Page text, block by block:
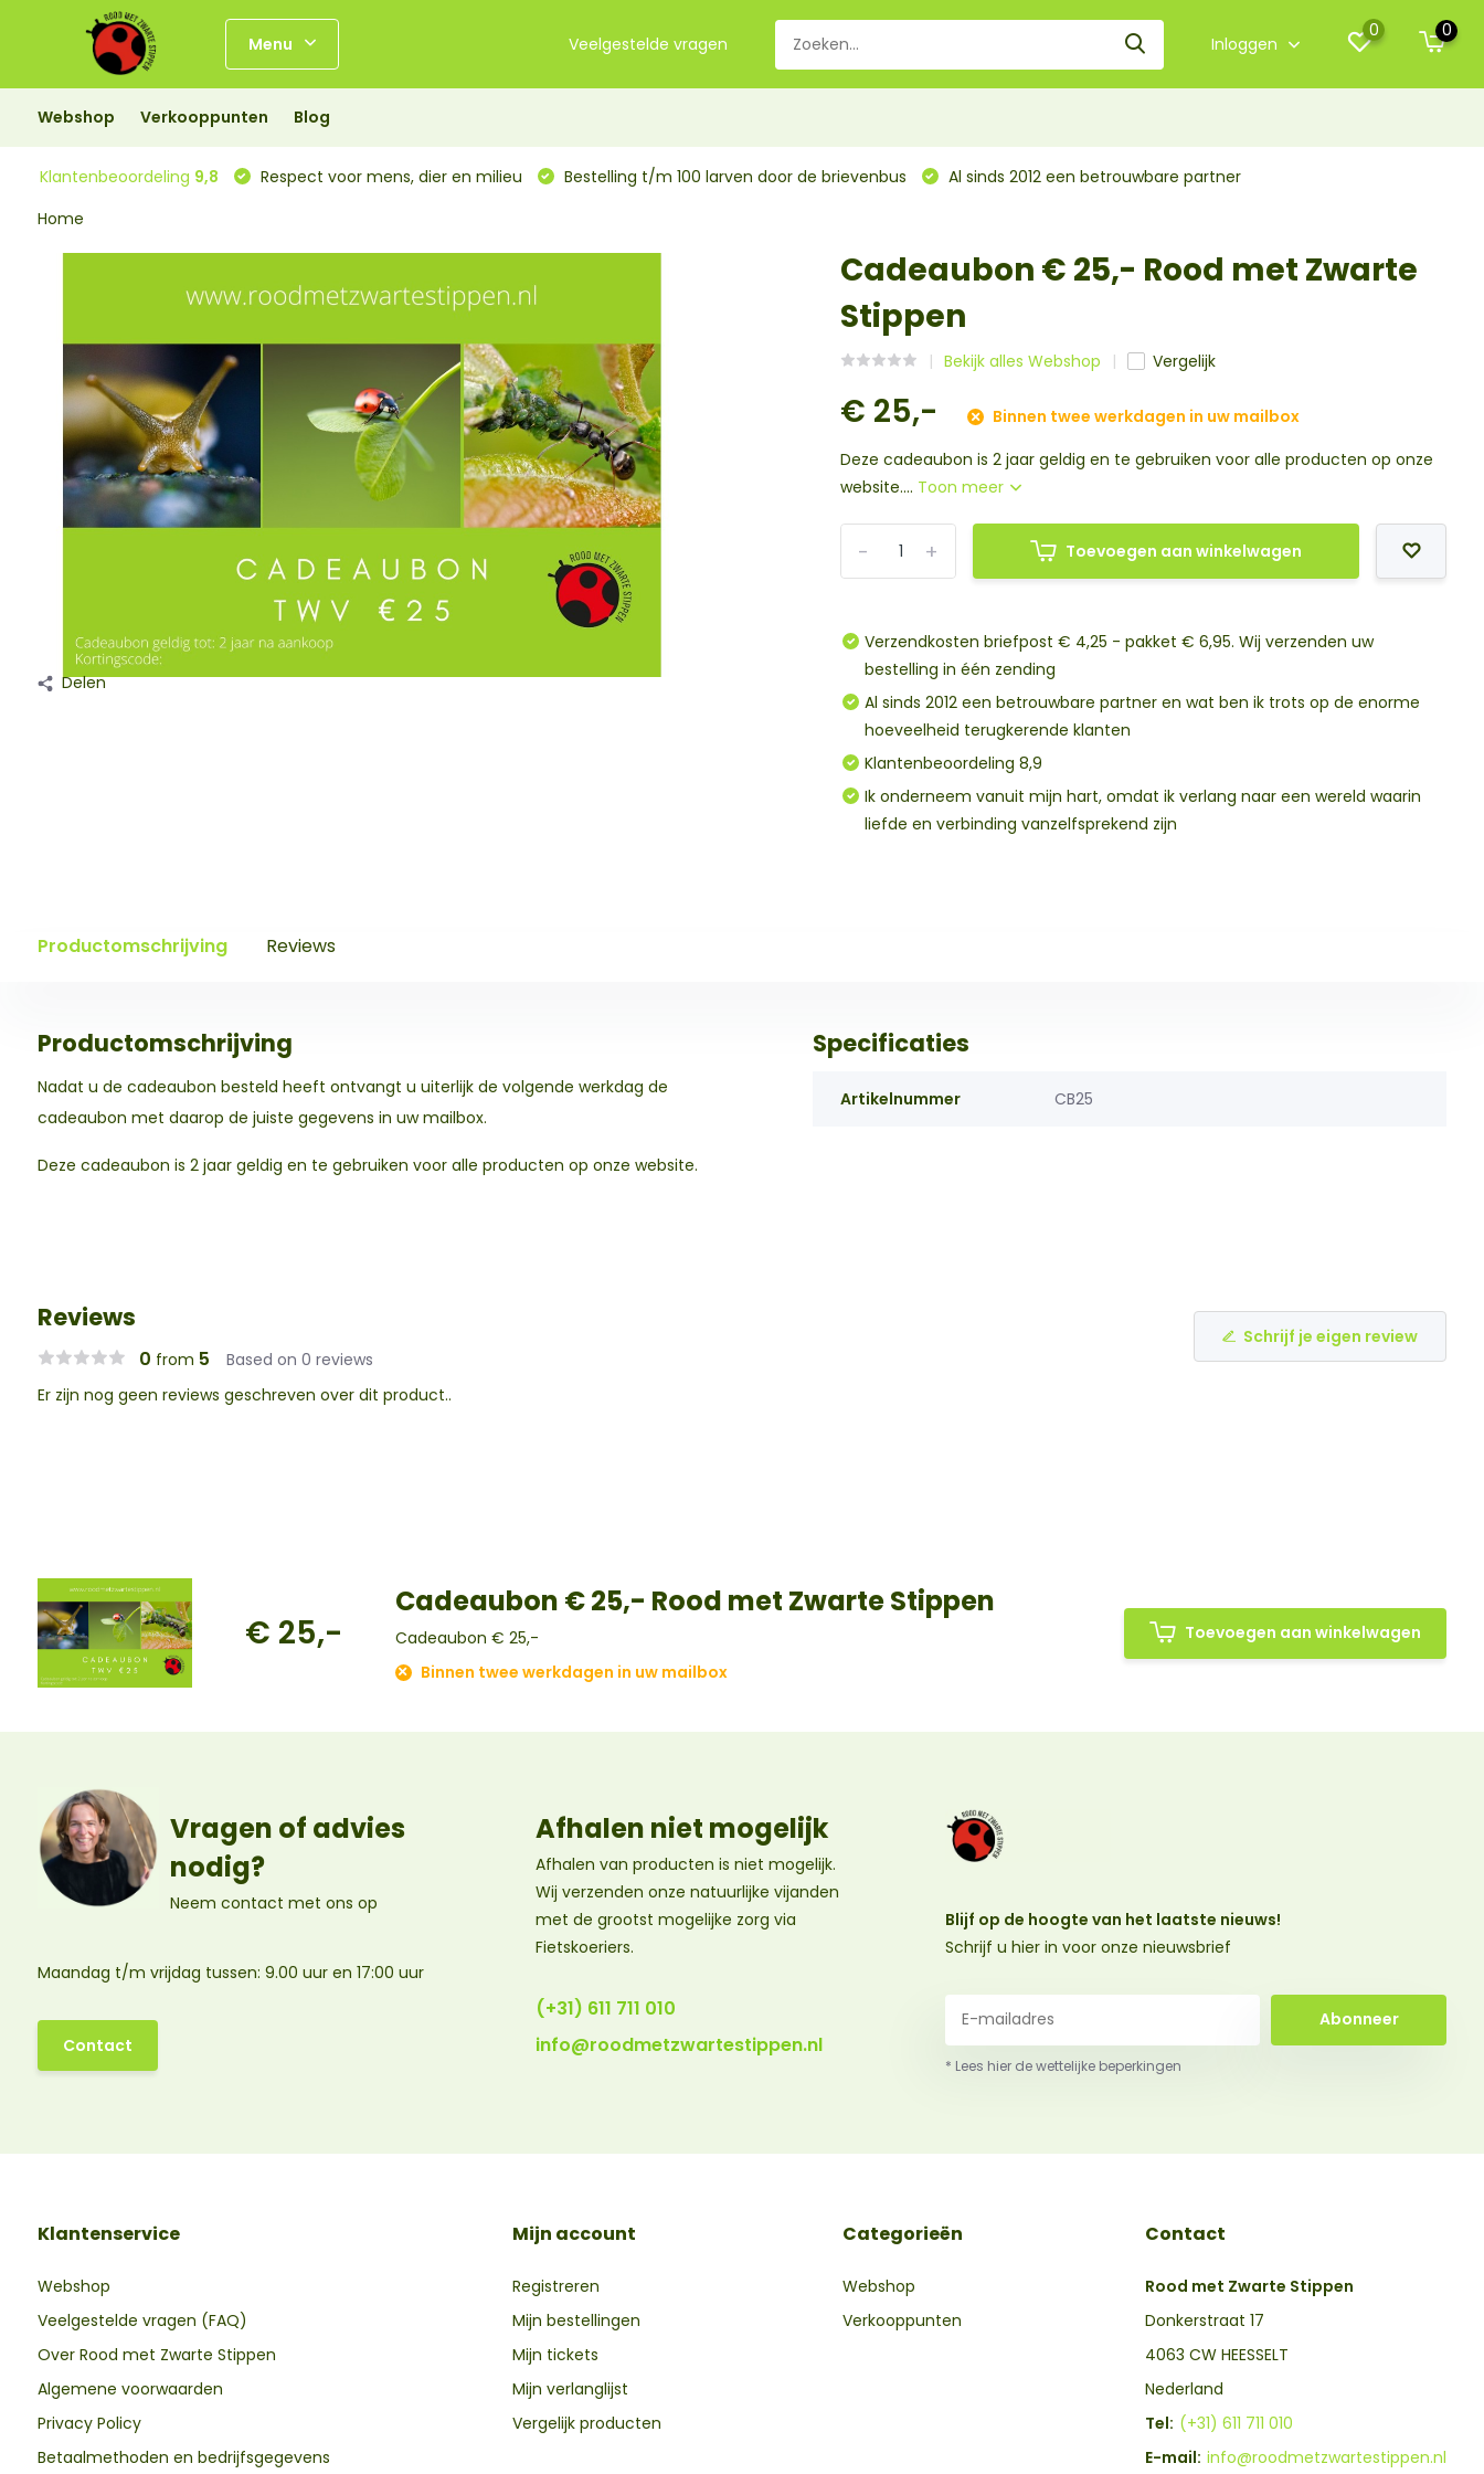
Menu Veelgestelde vragen Inloggen
0 0
Webshop Verkooppunten Blog
Klantenbeoordeling 9,8 Respect voor mens, dier en milieu Bestelling t/m 100 larven door de brievenbus
Al sinds 2012 een betrouwbare partner
Home
Delen
Cadeaubon € 25,- Rood met Zwarte
Stippen
Bekijk alles Webshop Vergelijk
€ 25,-
Binnen twee werkdagen in uw mailbox
Deze cadeaubon is 2 jaar geldig en te gebruiken voor alle producten op onze
website.... Toon meer
+
- Toevoegen aan winkelwagen
Verzendkosten briefpost € 4,25 - pakket € 6,95. Wij verzenden uw
bestelling in één zending
Al sinds 2012 een betrouwbare partner en wat ben ik trots op de enorme
hoeveelheid terugkerende klanten
Klantenbeoordeling 8,9
Ik onderneem vanuit mijn hart, omdat ik verlang naar een wereld waarin
liefde en verbinding vanzelfsprekend zijn
Productomschrijving Reviews
Productomschrijving
Nadat u de cadeaubon besteld heeft ontvangt u uiterlijk de volgende werkdag de
cadeaubon met daarop de juiste gegevens in uw mailbox.
Deze cadeaubon is 2 jaar geldig en te gebruiken voor alle producten op onze website.
Specificaties
Artikelnummer CB25
Reviews
0 from 5 Based on 0 reviews
Schrijf je eigen review
Er zijn nog geen reviews geschreven over dit product..
€ 25,-
Cadeaubon € 25,- Rood met Zwarte Stippen
Cadeaubon € 25,-
Binnen twee werkdagen in uw mailbox
Toevoegen aan winkelwagen
Vragen of advies
nodig?
Neem contact met ons op
Maandag t/m vrijdag tussen: 9.00 uur en 17:00 uur
Contact
Afhalen niet mogelijk
Afhalen van producten is niet mogelijk.
Wij verzenden onze natuurlijke vijanden
met de grootst mogelijke zorg via
Fietskoeriers.
(+31) 611 711 010
info@roodmetzwartestippen.nl
Blijf op de hoogte van het laatste nieuws!
Schrijf u hier in voor onze nieuwsbrief
Abonneer
* Lees hier de wettelijke beperkingen
Klantenservice
Webshop
Veelgestelde vragen (FAQ)
Over Rood met Zwarte Stippen
Algemene voorwaarden
Privacy Policy
Betaalmethoden en bedrijfsgegevens
Mijn account
Registreren
Mijn bestellingen
Mijn tickets
Mijn verlanglijst
Vergelijk producten
Categorieën
Webshop
Verkooppunten
Contact
Rood met Zwarte Stippen
Donkerstraat 17
4063 CW HEESSELT
Nederland
Tel: (+31) 611 711 010
E-mail: info@roodmetzwartestippen.nl